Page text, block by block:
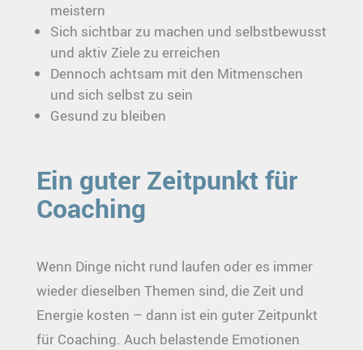
meistern
Sich sichtbar zu machen und selbstbewusst
und aktiv Ziele zu erreichen
Dennoch achtsam mit den Mitmenschen
und sich selbst zu sein
Gesund zu bleiben
Ein guter Zeitpunkt für
Coaching
Wenn Dinge nicht rund laufen oder es immer
wieder dieselben Themen sind, die Zeit und
Energie kosten – dann ist ein guter Zeitpunkt
für Coaching. Auch belastende Emotionen